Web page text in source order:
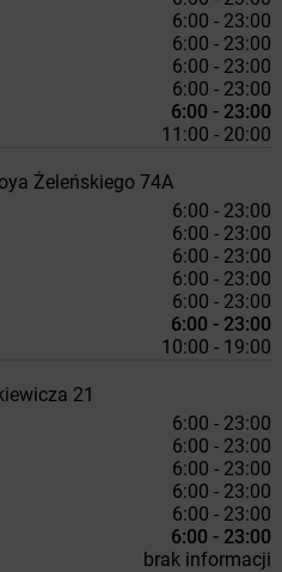
6:00 - 23:00
6:00 - 23:00
6:00 - 23:00
6:00 - 23:00
6:00 - 23:00
11:00 - 20:00
Żeleńskiego 74A
6:00 - 23:00
6:00 - 23:00
6:00 - 23:00
6:00 - 23:00
6:00 - 23:00
6:00 - 23:00
10:00 - 19:00
21
6:00 - 23:00
6:00 - 23:00
6:00 - 23:00
6:00 - 23:00
6:00 - 23:00
6:00 - 23:00
brak informacji